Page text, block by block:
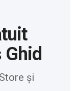
și